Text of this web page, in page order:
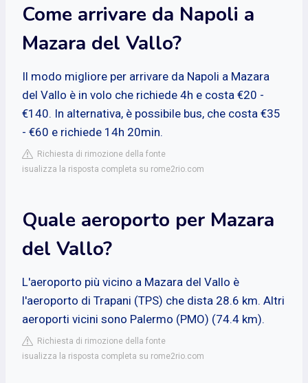
Come arrivare da Napoli a
Mazara del Vallo?
Il modo migliore per arrivare da Napoli a Mazara
del Vallo è in volo che richiede 4h e costa €20 -
€140. In alternativa, è possibile bus, che costa €35
- €60 e richiede 14h 20min.
Richiesta di rimozione della fonte
isualizza la risposta completa su rome2rio.com
Quale aeroporto per Mazara
del Vallo?
L'aeroporto più vicino a Mazara del Vallo è
l'aeroporto di Trapani (TPS) che dista 28.6 km. Altri
aeroporti vicini sono Palermo (PMO) (74.4 km).
Richiesta di rimozione della fonte
isualizza la risposta completa su rome2rio.com